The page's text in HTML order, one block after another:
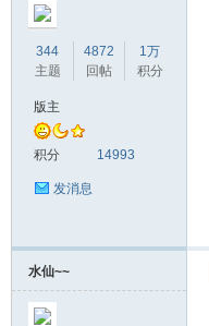
344
主题
4872
回帖
1万
积分
版主
积分 14993
发消息
水仙~~